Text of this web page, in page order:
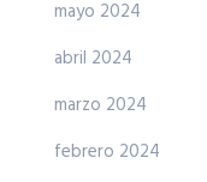
mayo 2024
abril 2024
marzo 2024
febrero 2024